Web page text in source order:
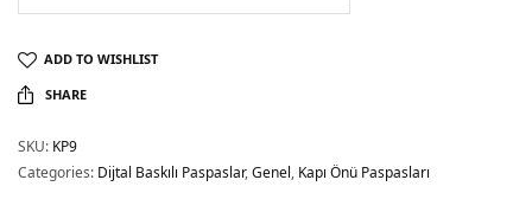
ADD TO WISHLIST
SHARE
SKU: KP9
Categories: Dijtal Baskılı Paspaslar,Genel, Kapı Önü Paspasları